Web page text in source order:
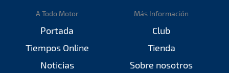
A Todo Motor
Portada
Tiempos Online
Noticias
Más Información
Club
Tienda
Sobre nosotros